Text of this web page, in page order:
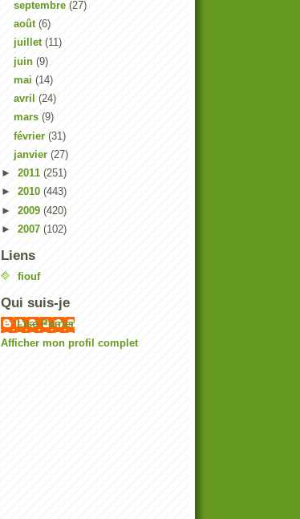
septembre (27)
août (6)
juillet (11)
juin (9)
mai (14)
avril (24)
mars (9)
février (31)
janvier (27)
► 2011 (251)
► 2010 (443)
► 2009 (420)
► 2007 (102)
Liens
fiouf
Qui suis-je
Lise Poirier
Afficher mon profil complet